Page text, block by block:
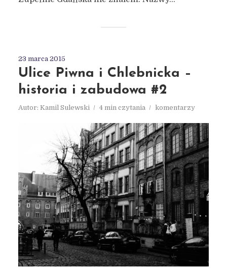
23 marca 2015
Ulice Piwna i Chlebnicka –
historia i zabudowa #2
Autor: Kamil Sulewski 4 min czytania komentarzy